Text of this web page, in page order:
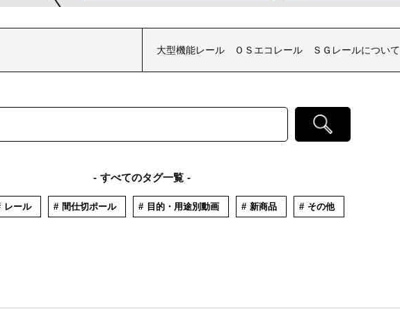
大型機能レール ＯＳエコレール ＳＧレールについて
すべてのタグ一覧
レール 間仕切ポール 目的・用途別動画 新商品 その他